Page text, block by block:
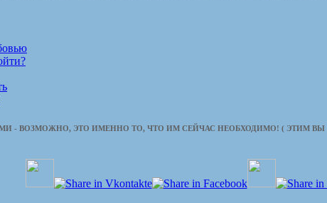
- ВОЗМОЖНО, ЭТО ИМЕННО ТО, ЧТО ИМ СЕЙЧАС НЕОБХОДИМО! ( ЭТИМ